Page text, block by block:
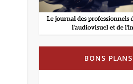
BONS PLANS